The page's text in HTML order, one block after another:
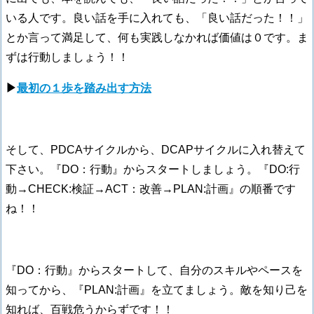
いる人です。良い話を手に入れても、「良い話だった！！」
とか言って満足して、何も実践しなかれば価値は０です。ま
ずは行動しましょう！！
▶最初の１歩を踏み出す方法
そして、PDCAサイクルから、DCAPサイクルに入れ替えて
下さい。『DO：行動』からスタートしましょう。『DO:行
動→CHECK:検証→ACT：改善→PLAN:計画』の順番です
ね！！
『DO：行動』からスタートして、自分のスキルやペースを
知ってから、『PLAN:計画』を立てましょう。敵を知り己を
知れば、百戦危うからずです！！